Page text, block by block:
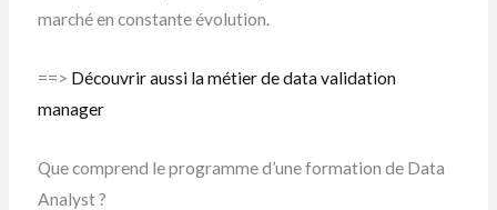
marché en constante évolution.
==> Découvrir aussi la métier de data validation
manager
Que comprend le programme d’une formation de Data
Analyst ?